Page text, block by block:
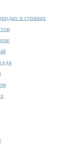
и странах
еда